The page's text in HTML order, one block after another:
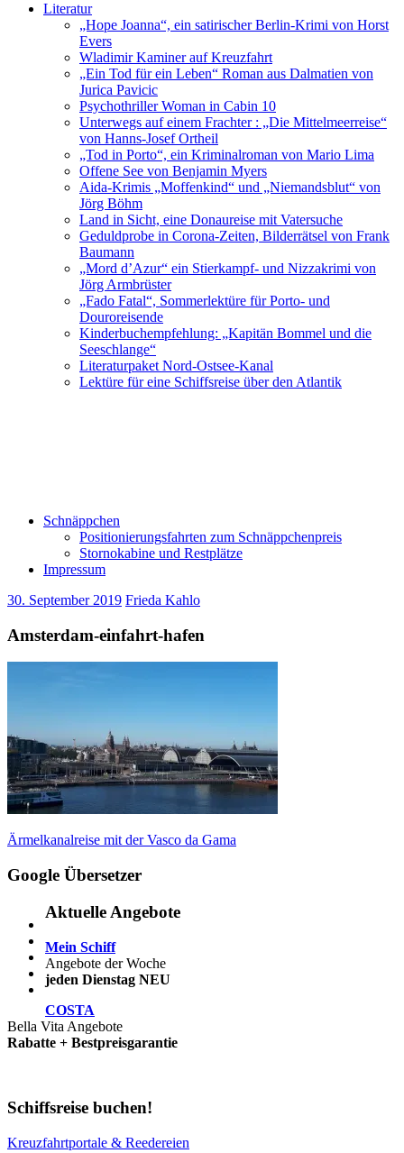
Literatur
„Hope Joanna“, ein satirischer Berlin-Krimi von Horst
Evers
Wladimir Kaminer auf Kreuzfahrt
„Ein Tod für ein Leben“ Roman aus Dalmatien von
Jurica Pavicic
Psychothriller Woman in Cabin 10
Unterwegs auf einem Frachter : „Die Mittelmeerreise“
von Hanns-Josef Ortheil
„Tod in Porto“, ein Kriminalroman von Mario Lima
Offene See von Benjamin Myers
Aida-Krimis „Moffenkind“ und „Niemandsblut“ von
Jörg Böhm
Land in Sicht, eine Donaureise mit Vatersuche
Geduldprobe in Corona-Zeiten, Bilderrätsel von Frank
Baumann
„Mord d’Azur“ ein Stierkampf- und Nizzakrimi von
Jörg Armbrüster
„Fado Fatal“, Sommerlektüre für Porto- und
Douroreisende
Kinderbuchempfehlung: „Kapitän Bommel und die
Seeschlange“
Literaturpaket Nord-Ostsee-Kanal
Lektüre für eine Schiffsreise über den Atlantik
Schnäppchen
Positionierungsfahrten zum Schnäppchenpreis
Stornokabine und Restplätze
Impressum
30. September 2019 Frieda Kahlo
Amsterdam-einfahrt-hafen
Beitragsnavigation
Vorheriger
Ärmelkanalreise mit der Vasco da Gama
Google Übersetzer
Aktuelle Angebote
Mein Schiff
Angebote der Woche
jeden Dienstag NEU
COSTA
Bella Vita Angebote
Rabatte + Bestpreisgarantie
Schiffsreise buchen!
Kreuzfahrtportale & Reedereien